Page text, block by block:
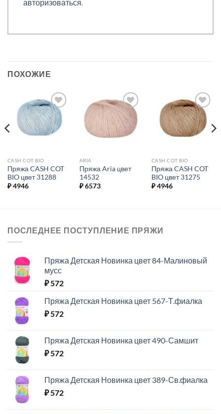
авторизоваться.
ПОХОЖИЕ
Добавить в
избранное.
CASH COT BIO
Пряжа CASH COT
BIO цвет 31288
₽4946
Добавить в
избранное.
ARIA
Пряжа Aria цвет
14532
₽6573
Добавить в
избранное.
CASH COT BIO
Пряжа CASH COT
BIO цвет 31275
₽4946
ПОСЛЕДНЕЕ ПОСТУПЛЕНИЕ ПРЯЖИ
Пряжа Детская Новинка цвет 84-Малиновый
мусс
₽572
Пряжа Детская Новинка цвет 567-Т.фиалка
₽572
Пряжа Детская Новинка цвет 490-Самшит
₽572
Пряжа Детская Новинка цвет 389-Св.фиалка
₽572